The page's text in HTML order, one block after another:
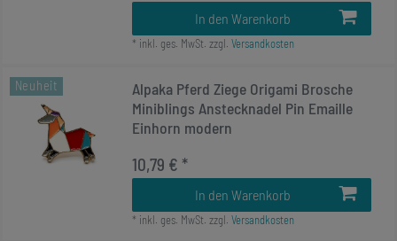
In den Warenkorb
* inkl. ges. MwSt. zzgl. Versandkosten
Neuheit
Alpaka Pferd Ziege Origami Brosche
Miniblings Anstecknadel Pin Emaille
Einhorn modern
10,79 € *
In den Warenkorb
* inkl. ges. MwSt. zzgl. Versandkosten